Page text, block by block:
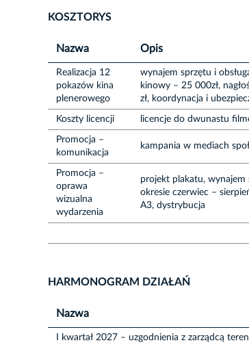
KOSZTORYS
Nazwa Opis
Realizacja 12
pokazów kina
plenerowego
wynajem sprzętu i
kinowy – 25 000zł,
zł, koordynacja i
Koszty licencji licencje do dwunastu
Promocja –
komunikacja
kampania w mediach
Promocja –
oprawa
wizualna
wydarzenia
projekt plakatu, wynajem
okresie czerwiec –
A3, dystrybucja
HARMONOGRAM DZIAŁAŃ
Nazwa
I kwartał 2027 – uzgodnienia z zarządcą